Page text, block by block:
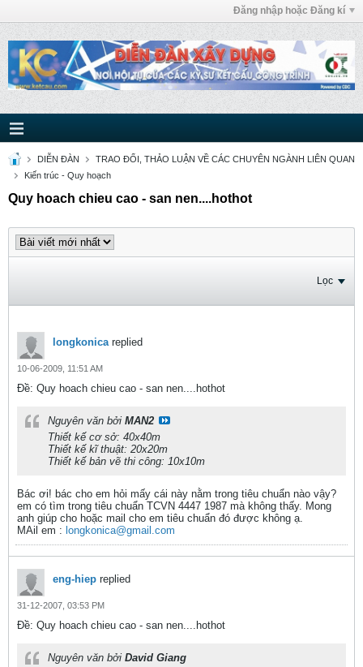
Đăng nhập hoặc Đăng kí
DIỄN ĐÀN
TRAO ĐỔI, THẢO LUẬN VỀ CÁC CHUYÊN NGÀNH LIÊN QUAN
Kiến trúc - Quy hoạch
Quy hoach chieu cao - san nen....hothot
Lọc
longkonicareplied
10-06-2009, 11:51 AM
Ðề: Quy hoach chieu cao - san nen....hothot
Nguyên văn bởi MAN2
Thiết kế cơ sở: 40x40m
Thiết kế kĩ thuật: 20x20m
Thiết kế bản vẽ thi công: 10x10m
Bác ơi! bác cho em hỏi mấy cái này nằm trong tiêu chuẩn nào vậy?
em có tìm trong tiêu chuẩn TCVN 4447 1987 mà không thấy. Mong
anh giúp cho hoặc mail cho em tiêu chuẩn đó được không ạ.
MAil em : longkonica@gmail.com
eng-hiep replied
31-12-2007, 03:53 PM
Ðề: Quy hoach chieu cao - san nen....hothot
Nguyên văn bởi David Giang